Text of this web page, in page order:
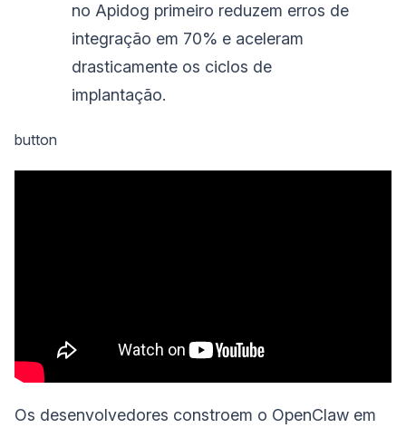
no Apidog primeiro reduzem erros de
integração em 70% e aceleram
drasticamente os ciclos de
implantação.
button
Os desenvolvedores constroem o OpenClaw em